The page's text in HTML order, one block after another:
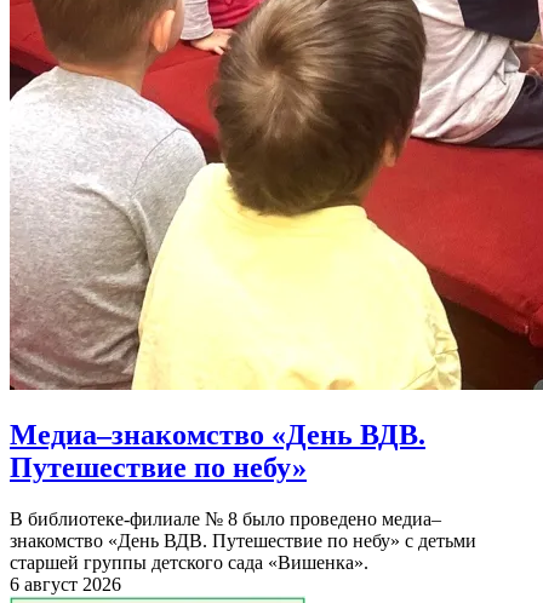
Медиа–знакомство «День ВДВ.
Путешествие по небу»
В библиотеке-филиале № 8 было проведено медиа–
знакомство «День ВДВ. Путешествие по небу» с детьми
старшей группы детского сада «Вишенка».
6 август 2026